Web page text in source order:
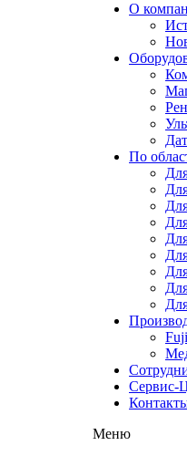
О
По
Сервис-
Меню